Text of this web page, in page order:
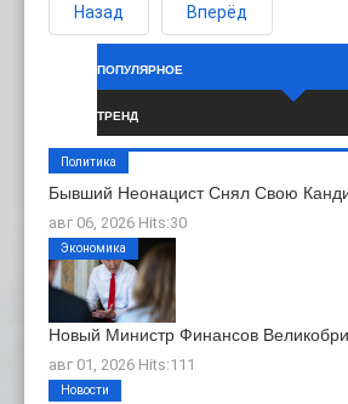
Назад Вперёд
ПОПУЛЯРНОЕ
ТРЕНД
Бывший Неонацист Снял Свою
авг 06, 2026 Hits:30
Политика
Новый Министр Финансов
авг 01, 2026 Hits:111
Экономика
Новости